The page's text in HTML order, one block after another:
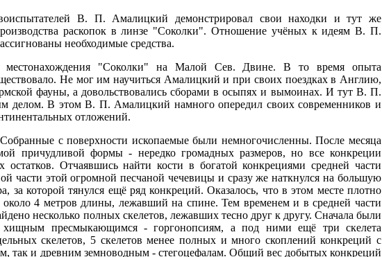
В. П. Амалицкий демонстрировал свои находки и тут же
раскопок в линзе "Соколки". Отношение учёных к идеям В. П.
необходимые средства.
"Соколки" на Малой Сев. Двине. В то время опыта
Не мог им научиться Амалицкий и при своих поездках в Англию,
фауны, а довольствовались сборами в осыпях и вымоинах. И тут В. П.
делом. В этом В. П. Амалицкий намного опередил своих современников и
отложений.
с поверхности ископаемые были немногочисленны. После месяца
причудливой формы - нередко громадных размеров, но все конкреции
Отчаявшись найти кости в богатой конкрециями средней части
части этой огромной песчаной чечевицы и сразу же наткнулся на большую
которой тянулся ещё ряд конкреций. Оказалось, что в этом месте плотно
4 метров длины, лежавший на спине. Тем временем и в средней части
несколько полных скелетов, лежавших тесно друг к другу. Сначала были
хищным пресмыкающимся - горгонопсиям, а под ними ещё три скелета
скелетов, 5 скелетов менее полных и много скоплений конкреций с
так и древним земноводным - стегоцефалам. Общий вес добытых конкреций